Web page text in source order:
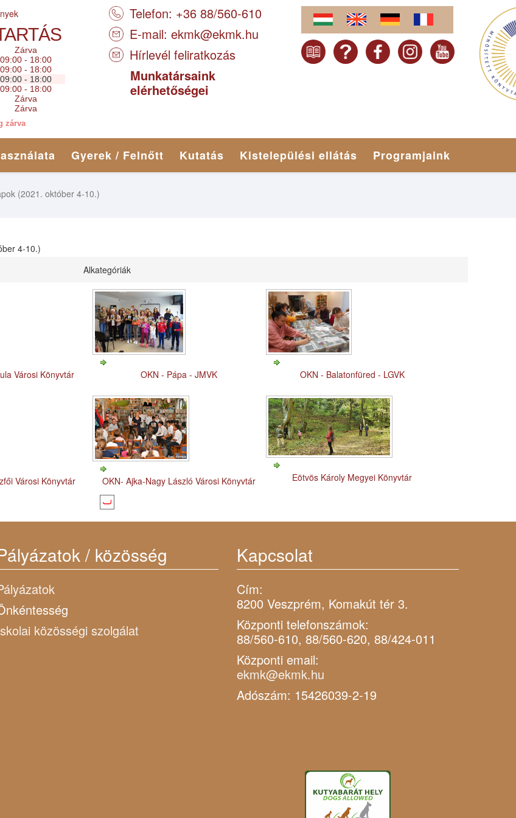
Zárva
09:00 - 18:00
09:00 - 18:00
09:00 - 18:00
09:00 - 18:00
Zárva
Zárva
zárva
Telefon: +36 88/560-610
E-mail: ekmk@ekmk.hu
Hírlevél feliratkozás
Munkatársaink
elérhetőségei
Gyerek / Felnőtt Kutatás Kistelepülési ellátás Programjaink
(2021. október 4-10.)
4-10.)
Alkategóriák
Városi Könyvtár OKN - Pápa - JMVK OKN - Balatonfüred - LGVK
Városi Könyvtár OKN- Ajka-Nagy László Városi Könyvtár Eötvös Károly Megyei Könyvtár
/ közösség
közösségi szolgálat
Kapcsolat
Cím:
8200 Veszprém, Komakút tér 3.
Központi telefonszámok:
88/560-610, 88/560-620, 88/424-011
Központi email:
ekmk@ekmk.hu
Adószám: 15426039-2-19